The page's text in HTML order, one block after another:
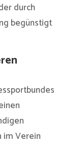
durch
begünstigt
im Verein